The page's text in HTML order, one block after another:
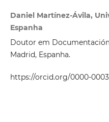
Daniel Martínez-Ávila,
Espanha
Doutor em
Madrid, Espanha.
https://orcid.org/0000-